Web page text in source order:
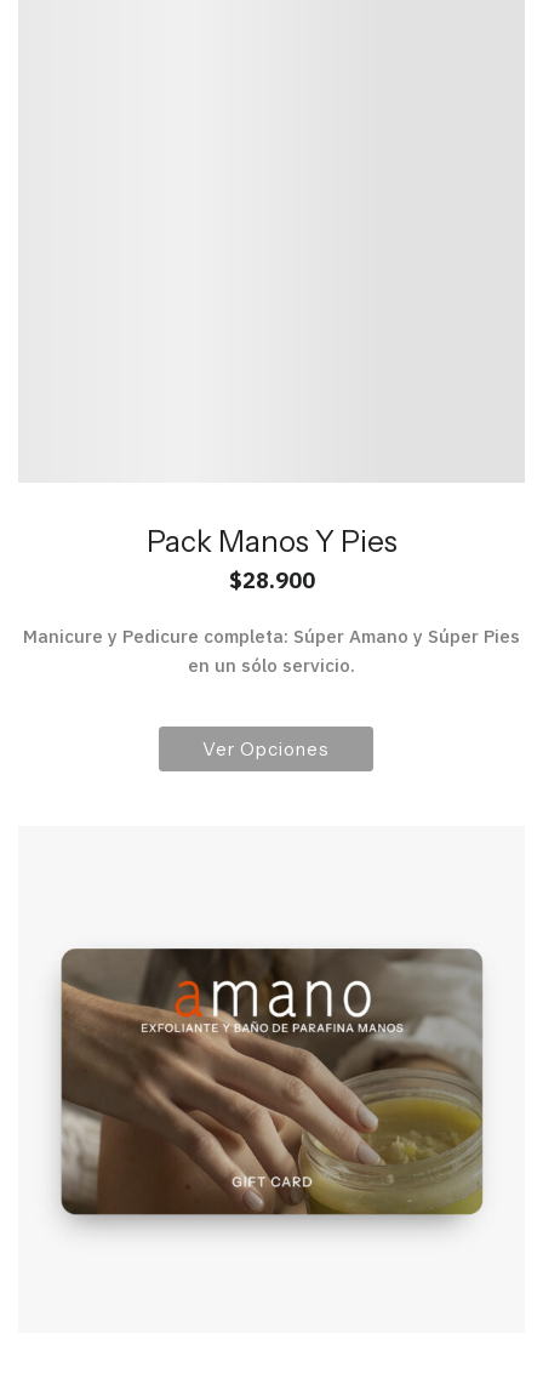
Pack Manos Y Pies
$28.900
Manicure y Pedicure completa: Súper Amano y Súper Pies
en un sólo servicio.
Ver Opciones